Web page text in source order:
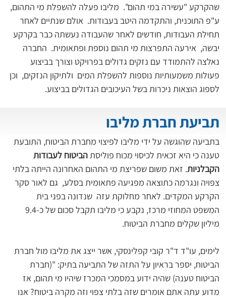
שהקרקע "עשירה במי תהום".  מליבו פעלה להשפלת מי התהום,
ע"פ התוכנית, והתקדמה היטב בעבודות.  אולם שנתיים לאחר
תחילת העבודות, חודשים לאחר שהעבודה נעשתה כבר בקרקע
יבשה,  אירעה התפרצות מי תהום נוספת ופתאומית.  החברה
נאלצה להתמודד עם נזקים גדולים בפרויקט וצורך בביצוע
פעולות משמעותיות נוספות להשפלת המים  ולתיקון הנזקים,  וכן
לספוג הוצאות ניכרות בשל העיכובים הגדולים בביצוע.
תביעת חברת מליבו
בתביעה שהוגשה על ידי מליבו לפיצוי מחברת הביטוח, התובעת
טענה כי היא זכאית לכיסוי מכוח פוליסת הביטוח לעבודות
הקבלניות. זאת משום שפריצת מי התהום האחרונה הייתה בלתי
צפויה ונגרמה כתוצאה מפגיעה פתאומית בסלע,  גם לאור סקר
הקרקע המקדים. לאחר מחלוקת עזה  שנדונה בפני בית
מיליון שקלים מחברת הביטוח.
לימים, עו"ד ד"ר קובי קפלינסקי, אשר ייצג את מליבו מול חברת
הביטוח, יספר בראיון על התזה של התביעה בתיק: "(חברת
הביטוח טענה) שהיה ידוע במסמכי המכרז שיהיו מי תהום, אז
מדוע עתה אתם אומרים שזה בלתי צפוי וזה מקרה ביטוח? אנו